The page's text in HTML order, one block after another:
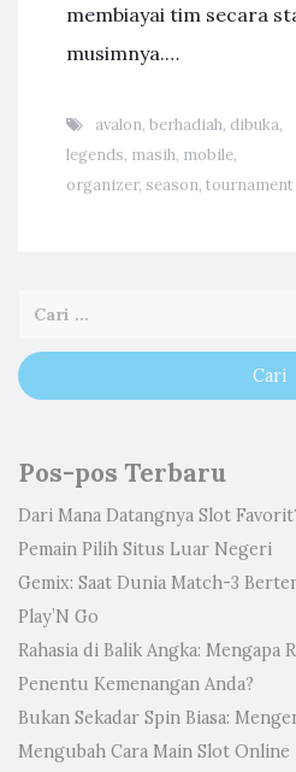
membiayai tim secara
musimnya.…
avalon, berhadiah, dibuka,
legends, masih, mobile,
organizer, season, tournament
Pos-pos Terbaru
Dari Mana Datangnya Slot
Pemain Pilih Situs Luar Negeri
Gemix: Saat Dunia Match-3
Play’N Go
Rahasia di Balik Angka: Mengapa
Penentu Kemenangan Anda?
Bukan Sekadar Spin Biasa:
Mengubah Cara Main Slot Online